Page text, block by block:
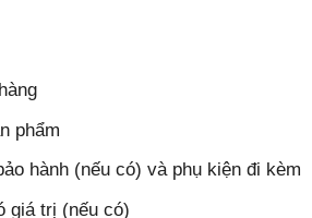
phẩm
hành (nếu có) và phụ kiện đi kèm
giá trị (nếu có)